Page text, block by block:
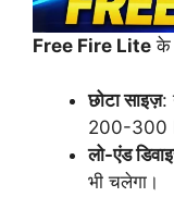
Free Fire Lite के
छोटा साइज़:
200-300
लो-एंड
भी चलेगा।